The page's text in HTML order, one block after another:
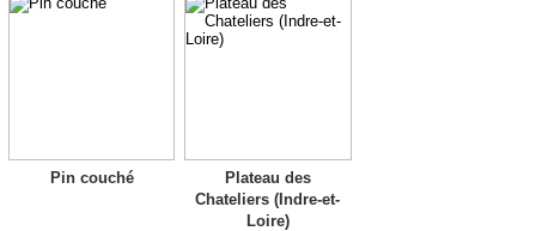
Pin couché
Plateau des
Chateliers (Indre-et-
Loire)